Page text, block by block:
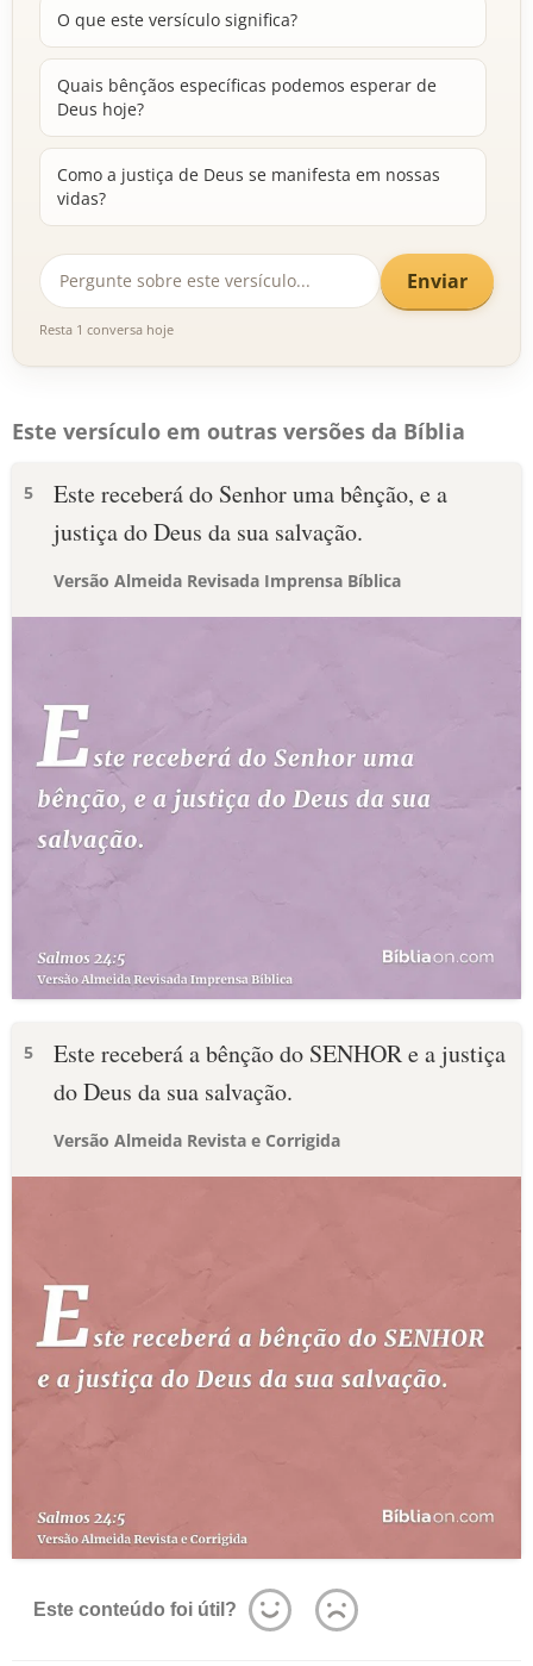
O que este versículo significa?
Quais bênçãos específicas podemos esperar de
Deus hoje?
Como a justiça de Deus se manifesta em nossas
vidas?
Enviar
Resta 1 conversa hoje
Este versículo em outras versões da Bíblia
5
Este receberá do Senhor uma bênção, e a
justiça do Deus da sua salvação.
Versão Almeida Revisada Imprensa Bíblica
5
Este receberá a bênção do SENHOR e a justiça
do Deus da sua salvação.
Versão Almeida Revista e Corrigida
Este conteúdo foi útil?